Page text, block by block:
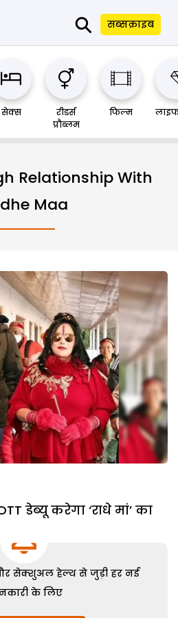
⚲ सब्सक्राइब
सेक्स
रीडर्स
प्रौब्लम
फिल्म
Relationship With
Maa
डेब्यू करेगा ‘राधे मां’ का
सेक्शुअल हेल्थ से जुड़ी हर नई
के लिए